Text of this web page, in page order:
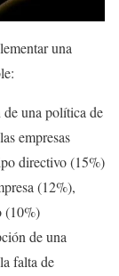
una
de una política de
empresas
directivo (15%)
(12%),
(10%)
de una
falta de